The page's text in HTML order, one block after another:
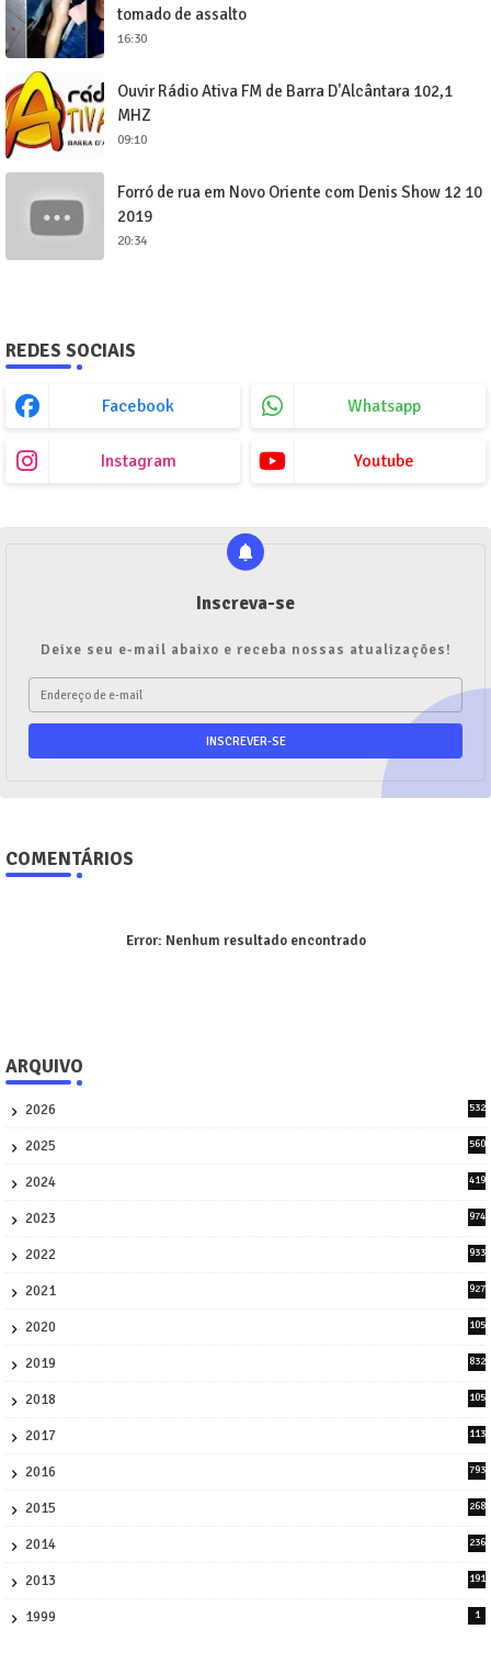
tomado de assalto
16:30
Ouvir Rádio Ativa FM de Barra D'Alcântara 102,1
MHZ
09:10
Forró de rua em Novo Oriente com Denis Show 12 10
2019
20:34
REDES SOCIAIS
Facebook Whatsapp
Instagram Youtube
Inscreva-se
Deixe seu e-mail abaixo e receba nossas atualizações!
COMENTÁRIOS
Error: Nenhum resultado encontrado
ARQUIVO
2026
532
2025
560
2024
419
2023
974
2022
933
2021
927
2020
105
2019
832
2018
105
2017
113
2016
793
2015
268
2014
236
2013
191
1999 1